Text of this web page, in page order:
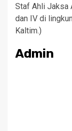
Staf Ahli Jaksa
dan IV di
Kaltim.)
Admin